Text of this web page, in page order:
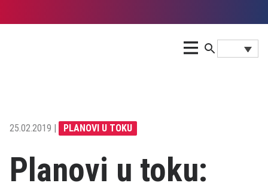
25.02.2019 | PLANOVI U TOKU
Planovi u toku: